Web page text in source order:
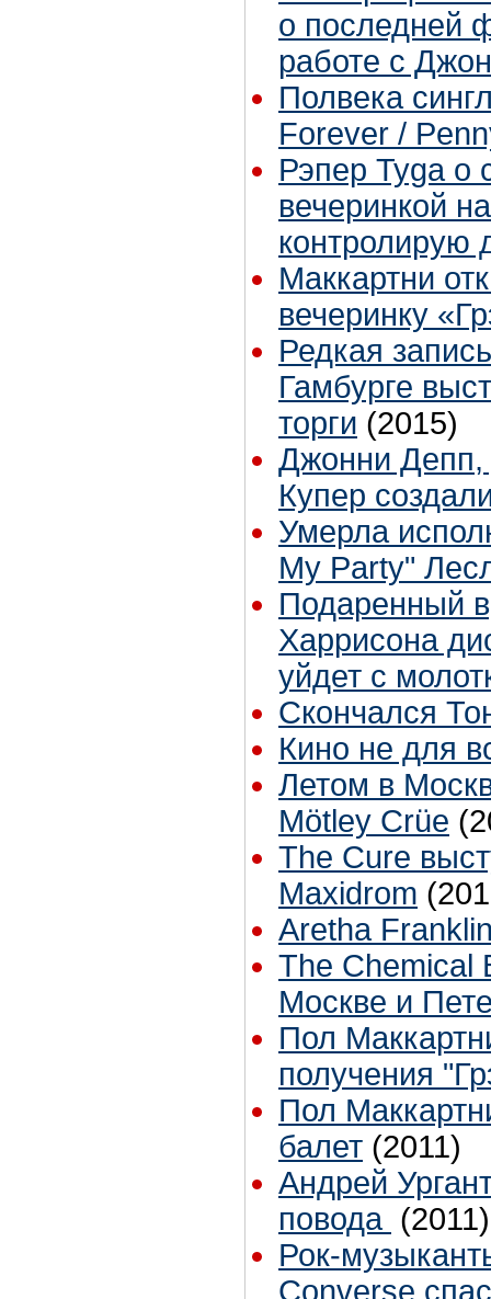
о последней
работе с
Полвека
Forever /
Рэпер Tyga о
вечеринкой
контролирую
Маккартни
вечеринку
Редкая
Гамбурге
торги (2015)
Джонни
Купер
Умерла
My Party"
Подаренный
Харрисона
уйдет с
Скончался
Кино не для
Летом в
Mötley Crüe
The Cure
Maxidrom
Aretha
The Chemical
Москве и
Пол
получения
Пол
балет (2011)
Андрей
повода (2011)
Рок-
Converse